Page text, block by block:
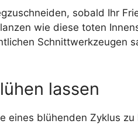
sobald Ihr
wie diese toten
Schnittwerkzeugen
lassen
eines blühenden Zyklus